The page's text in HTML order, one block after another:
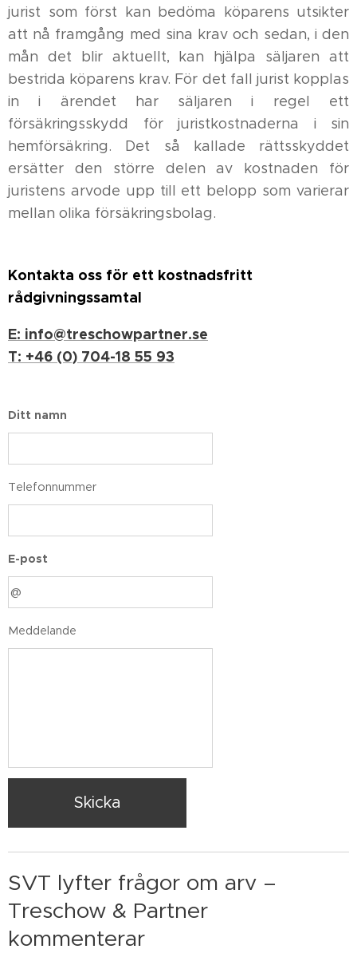
jurist som först kan bedöma köparens utsikter
att nå framgång med sina krav och sedan, i den
mån det blir aktuellt, kan hjälpa säljaren att
bestrida köparens krav. För det fall jurist kopplas
in i ärendet har säljaren i regel ett
försäkringsskydd för juristkostnaderna i sin
hemförsäkring. Det så kallade rättsskyddet
ersätter den större delen av kostnaden för
juristens arvode upp till ett belopp som varierar
mellan olika försäkringsbolag.
Kontakta oss för ett kostnadsfritt
rådgivningssamtal
E: info@treschowpartner.se
T: +46 (0) 704-18 55 93
Ditt namn
Telefonnummer
E-post
Meddelande
Skicka
SVT lyfter frågor om arv –
Treschow & Partner
kommenterar